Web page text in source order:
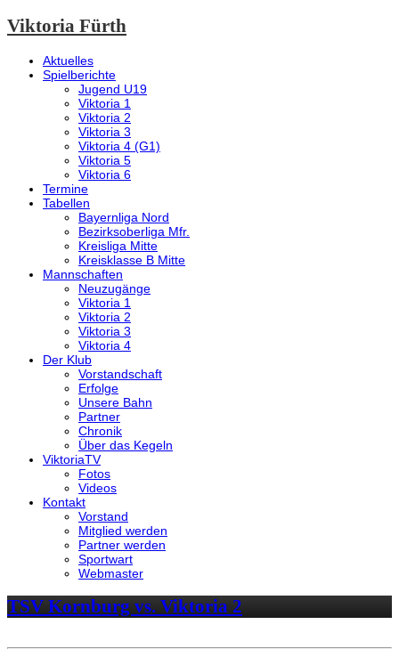
Viktoria Fürth
Aktuelles
Spielberichte
Jugend U19
Viktoria 1
Viktoria 2
Viktoria 3
Viktoria 4 (G1)
Viktoria 5
Viktoria 6
Termine
Tabellen
Bayernliga Nord
Bezirksoberliga Mfr.
Kreisliga Mitte
Kreisklasse B Mitte
Mannschaften
Neuzugänge
Viktoria 1
Viktoria 2
Viktoria 3
Viktoria 4
Der Klub
Vorstandschaft
Erfolge
Unsere Bahn
Partner
Chronik
Über das Kegeln
ViktoriaTV
Fotos
Videos
Kontakt
Vorstand
Mitglied werden
Partner werden
Sportwart
Webmaster
TSV Kornburg vs. Viktoria 2